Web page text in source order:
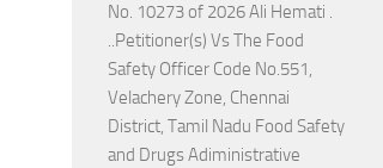
No. 10273 of 2026 Ali Hemati .
..Petitioner(s) Vs The Food
Safety Officer Code No.551,
Velachery Zone, Chennai
District, Tamil Nadu Food Safety
and Drugs Adiministrative